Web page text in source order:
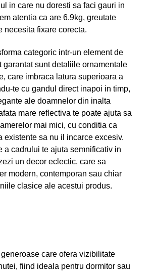
in care nu doresti sa faci gauri in
atentia ca are 6.9kg, greutate
necesita fixare corecta.
categoric intr-un element de
garantat sunt detaliile ornamentale
care imbraca latura superioara a
te cu gandul direct inapoi in timp,
ale doamnelor din inalta
mare reflectiva te poate ajuta sa
mai mici, cu conditia ca
existente sa nu il incarce excesiv.
a cadrului te ajuta semnificativ in
un decor eclectic, care sa
modern, contemporan sau chiar
clasice ale acestui produs.
care ofera vizibilitate
fiind ideala pentru dormitor sau